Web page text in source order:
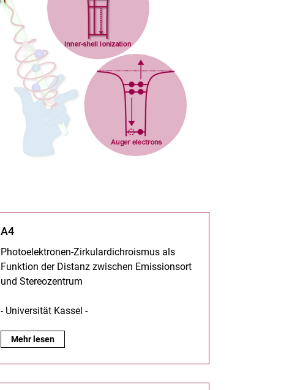
A4
Photoelektronen-Zirkulardichroismus als
Funktion der Distanz zwischen Emissionsort
und Stereozentrum
- Universität Kassel -
A4:
Mehr lesen